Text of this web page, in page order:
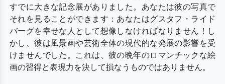
すでに大きな記念展がありました。あなたは彼の写真で
それを見ることができます：あなたはグスタフ・ライド
バーグを幸せな人として想像しなければなりません！し
かし、彼は風景画や芸術全体の現代的な発展の影響を受
けませんでした。これは、彼の晩年のロマンチックな絵
画の習得と表現力を決して損なうものではありません。